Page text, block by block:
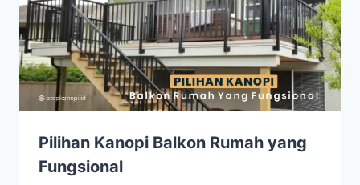
Pilihan Kanopi Balkon Rumah yang
Fungsional